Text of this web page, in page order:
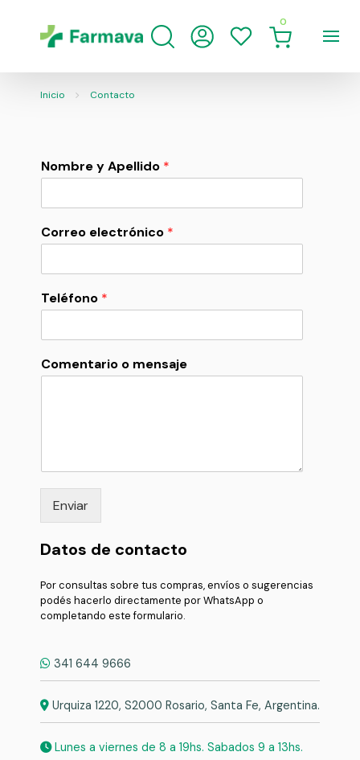
0
Inicio Contacto
Nombre y Apellido *
Correo electrónico *
Teléfono *
Comentario o mensaje
Enviar
Datos de contacto
Por consultas sobre tus compras, envíos o sugerencias
podés hacerlo directamente por WhatsApp o
completando este formulario.
341 644 9666
Urquiza 1220, S2000 Rosario, Santa Fe, Argentina.
Lunes a viernes de 8 a 19hs. Sabados 9 a 13hs.